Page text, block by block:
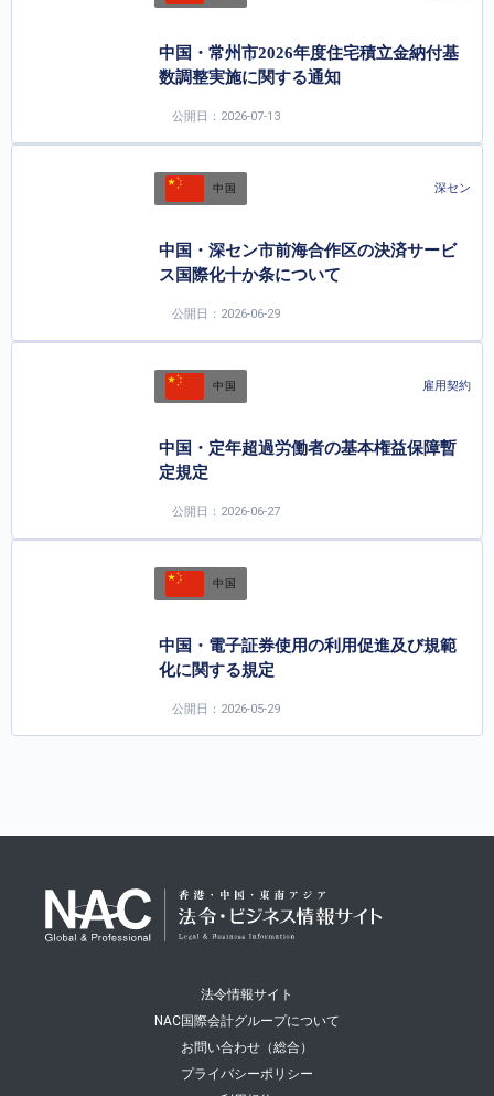
中国・常州市2026年度住宅積立金納付基
数調整実施に関する通知
公開日：2026-07-13
中国 深セン
中国・深セン市前海合作区の決済サービ
ス国際化十か条について
公開日：2026-06-29
中国 雇用契約
中国・定年超過労働者の基本権益保障暫
定規定
公開日：2026-06-27
中国
中国・電子証券使用の利用促進及び規範
化に関する規定
公開日：2026-05-29
法令情報サイト
NAC国際会計グループについて
お問い合わせ（総合）
プライバシーポリシー